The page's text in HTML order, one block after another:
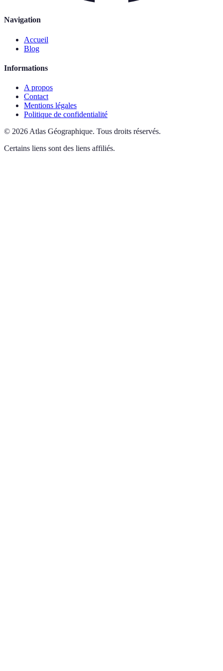
Navigation
Accueil
Blog
Informations
A propos
Contact
Mentions légales
Politique de confidentialité
© 2026 Atlas Géographique. Tous droits réservés.
Certains liens sont des liens affiliés.